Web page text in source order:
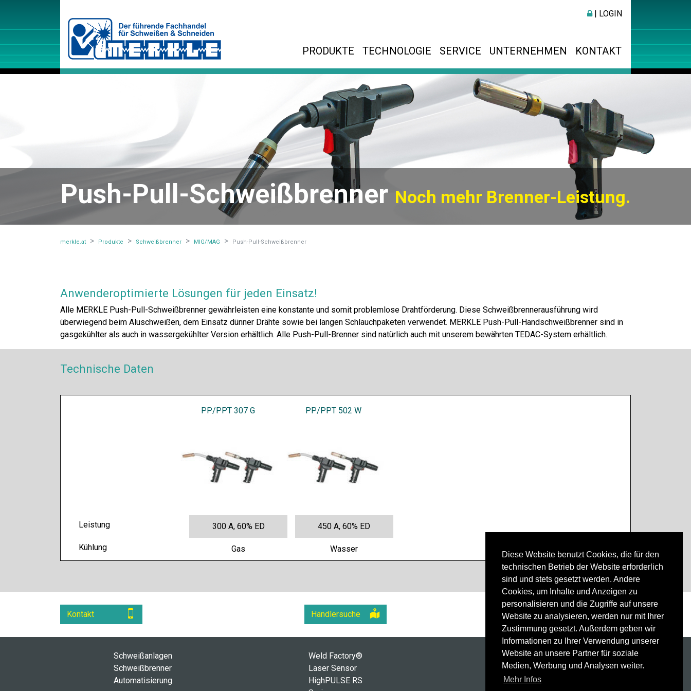
Diese Website benutzt Cookies, die für den
technischen Betrieb der Website erforderlich
sind und stets gesetzt werden. Andere
Cookies, um Inhalte und Anzeigen zu
personalisieren und die Zugriffe auf unsere
Website zu analysieren, werden nur mit Ihrer
Zustimmung gesetzt. Außerdem geben wir
Informationen zu Ihrer Verwendung unserer
Website an unsere Partner für soziale
Medien, Werbung und Analysen weiter.
Mehr Infos
| LOGIN
PRODUKTE TECHNOLOGIE SERVICE UNTERNEHMEN KONTAKT
Push-Pull-Schweißbrenner Noch mehr Brenner-Leistung.
merkle.at Produkte Schweißbrenner MIG/MAG Push-Pull-Schweißbrenner
Anwenderoptimierte Lösungen für jeden Einsatz!
Alle MERKLE Push-Pull-Schweißbrenner gewährleisten eine konstante und somit problemlose Drahtförderung. Diese Schweißbrennerausführung wird
überwiegend beim Aluschweißen, dem Einsatz dünner Drähte sowie bei langen Schlauchpaketen verwendet. MERKLE Push-Pull-Handschweißbrenner sind in
gasgekühlter als auch in wassergekühlter Version erhältlich. Alle Push-Pull-Brenner sind natürlich auch mit unserem bewährten TEDAC-System erhältlich.
Technische Daten
Leistung
Kühlung
PP/PPT 307 G
300 A, 60% ED
Gas
PP/PPT 502 W
450 A, 60% ED
Wasser
Kontakt Händlersuche Downloads
Schweißanlagen
Schweißbrenner
Automatisierung
Weld Factory®
Laser Sensor
HighPULSE RS
Technologie
Service
Kontakt